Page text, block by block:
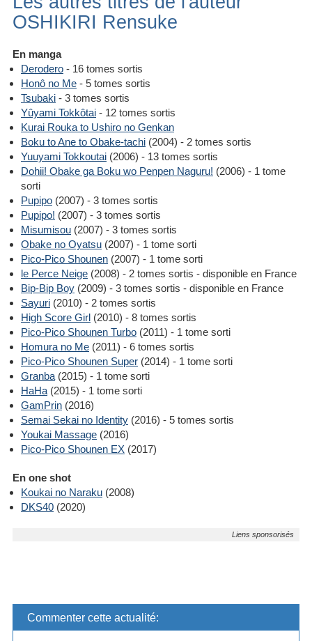
OSHIKIRI Rensuke
En manga
Derodero - 16 tomes sortis
Honô no Me - 5 tomes sortis
Tsubaki - 3 tomes sortis
Yûyami Tokkôtai - 12 tomes sortis
Kurai Rouka to Ushiro no Genkan
Boku to Ane to Obake-tachi (2004) - 2 tomes sortis
Yuuyami Tokkoutai (2006) - 13 tomes sortis
Dohii! Obake ga Boku wo Penpen Naguru! (2006) - 1 tome
sorti
Pupipo (2007) - 3 tomes sortis
Pupipo! (2007) - 3 tomes sortis
Misumisou (2007) - 3 tomes sortis
Obake no Oyatsu (2007) - 1 tome sorti
Pico-Pico Shounen (2007) - 1 tome sorti
le Perce Neige (2008) - 2 tomes sortis - disponible en France
Bip-Bip Boy (2009) - 3 tomes sortis - disponible en France
Sayuri (2010) - 2 tomes sortis
High Score Girl (2010) - 8 tomes sortis
Pico-Pico Shounen Turbo (2011) - 1 tome sorti
Homura no Me (2011) - 6 tomes sortis
Pico-Pico Shounen Super (2014) - 1 tome sorti
Granba (2015) - 1 tome sorti
HaHa (2015) - 1 tome sorti
GamPrin (2016)
Semai Sekai no Identity (2016) - 5 tomes sortis
Youkai Massage (2016)
Pico-Pico Shounen EX (2017)
En one shot
Koukai no Naraku (2008)
DKS40 (2020)
Commenter cette actualité: